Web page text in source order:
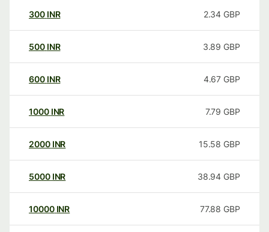
300 INR 2.34 GBP
500 INR 3.89 GBP
600 INR 4.67 GBP
1000 INR 7.79 GBP
2000 INR 15.58 GBP
5000 INR 38.94 GBP
10000 INR 77.88 GBP